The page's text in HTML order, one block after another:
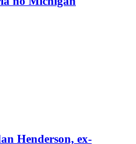
Henderson, ex-